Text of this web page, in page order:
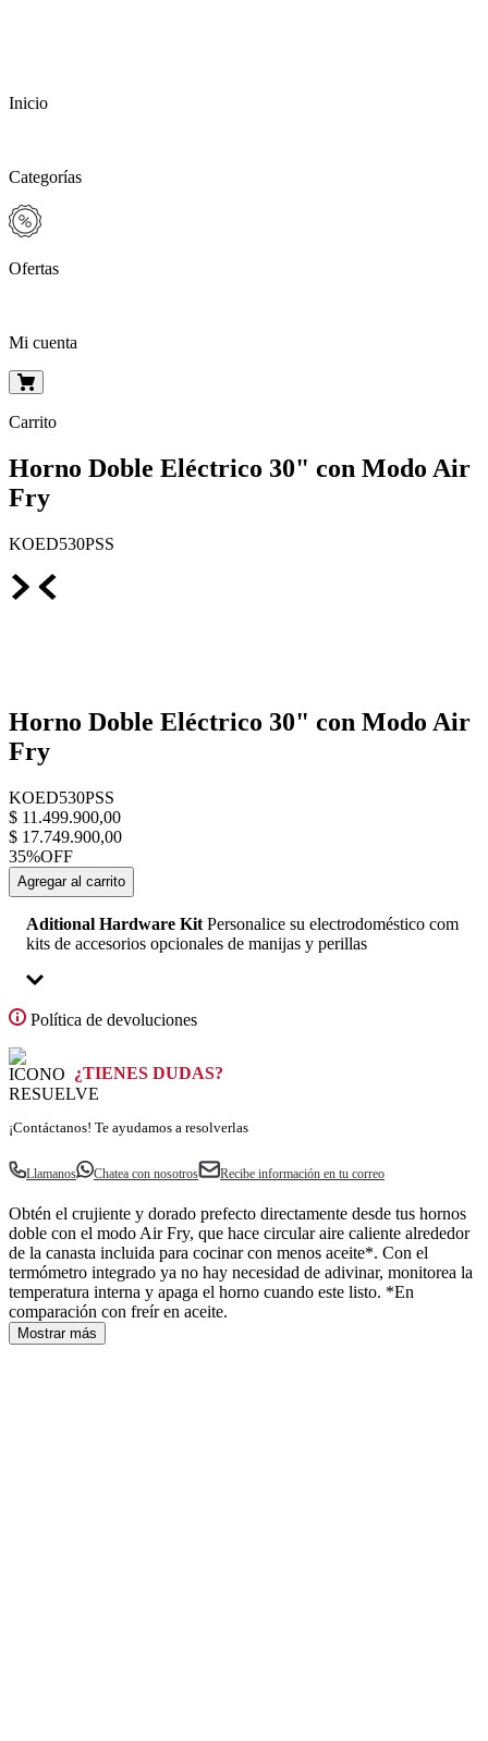
Inicio
Categorías
Ofertas
Mi cuenta
Carrito
Horno Doble Eléctrico 30" con Modo Air
Fry
KOED530PSS
Horno Doble Eléctrico 30" con Modo Air
Fry
KOED530PSS
$ 11 .499.900,00
$ 17.749.900,00
35%OFF
Agregar al carrito
Aditional Hardware Kit Personalice su electrodoméstico com
kits de accesorios opcionales de manijas y perillas
Eliminar
points
price
Política de devoluciones
¿TIENES DUDAS?
¡Contáctanos! Te ayudamos a resolverlas
Llamanos Chatea con nosotros Recibe información en tu correo
Obtén el crujiente y dorado prefecto directamente desde tus hornos
doble con el modo Air Fry, que hace circular aire caliente alrededor
de la canasta incluida para cocinar con menos aceite*. Con el
termómetro integrado ya no hay necesidad de adivinar, monitorea la
temperatura interna y apaga el horno cuando este listo. *En
comparación con freír en aceite.
Mostrar más